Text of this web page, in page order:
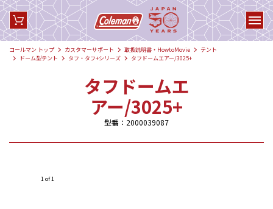
コールマン トップ カスタマーサポート 取扱説明書・HowtoMovie
テント
ドーム型テント
タフ・タフ+シリーズ タフドームエアー/3025+
タフドームエ
アー/3025+
型番：2000039087
1 of 1